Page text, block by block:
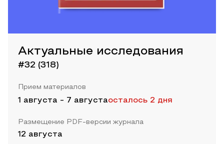
Актуальные исследования
#32 (318)
Прием материалов
1 августа - 7 августаосталось 2 дня
Размещение PDF-версии журнала
12 августа